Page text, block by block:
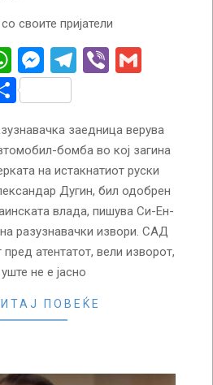
своите пријатели
WhatsApp
Messenger
Telegram
Viber
Share
заедница верува
бомба во кој загина
на истакнатиот руски
Дугин, бил одобрен
влада, пишува Си-Ен-
на разузнавачки извори. САД
атентатот, вели изворот,
не е јасно
ПОВЕЌЕ